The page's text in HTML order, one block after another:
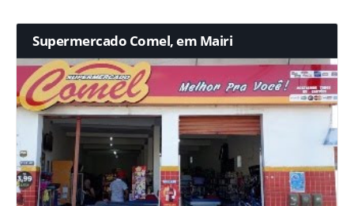
Supermercado Comel, em Mairi